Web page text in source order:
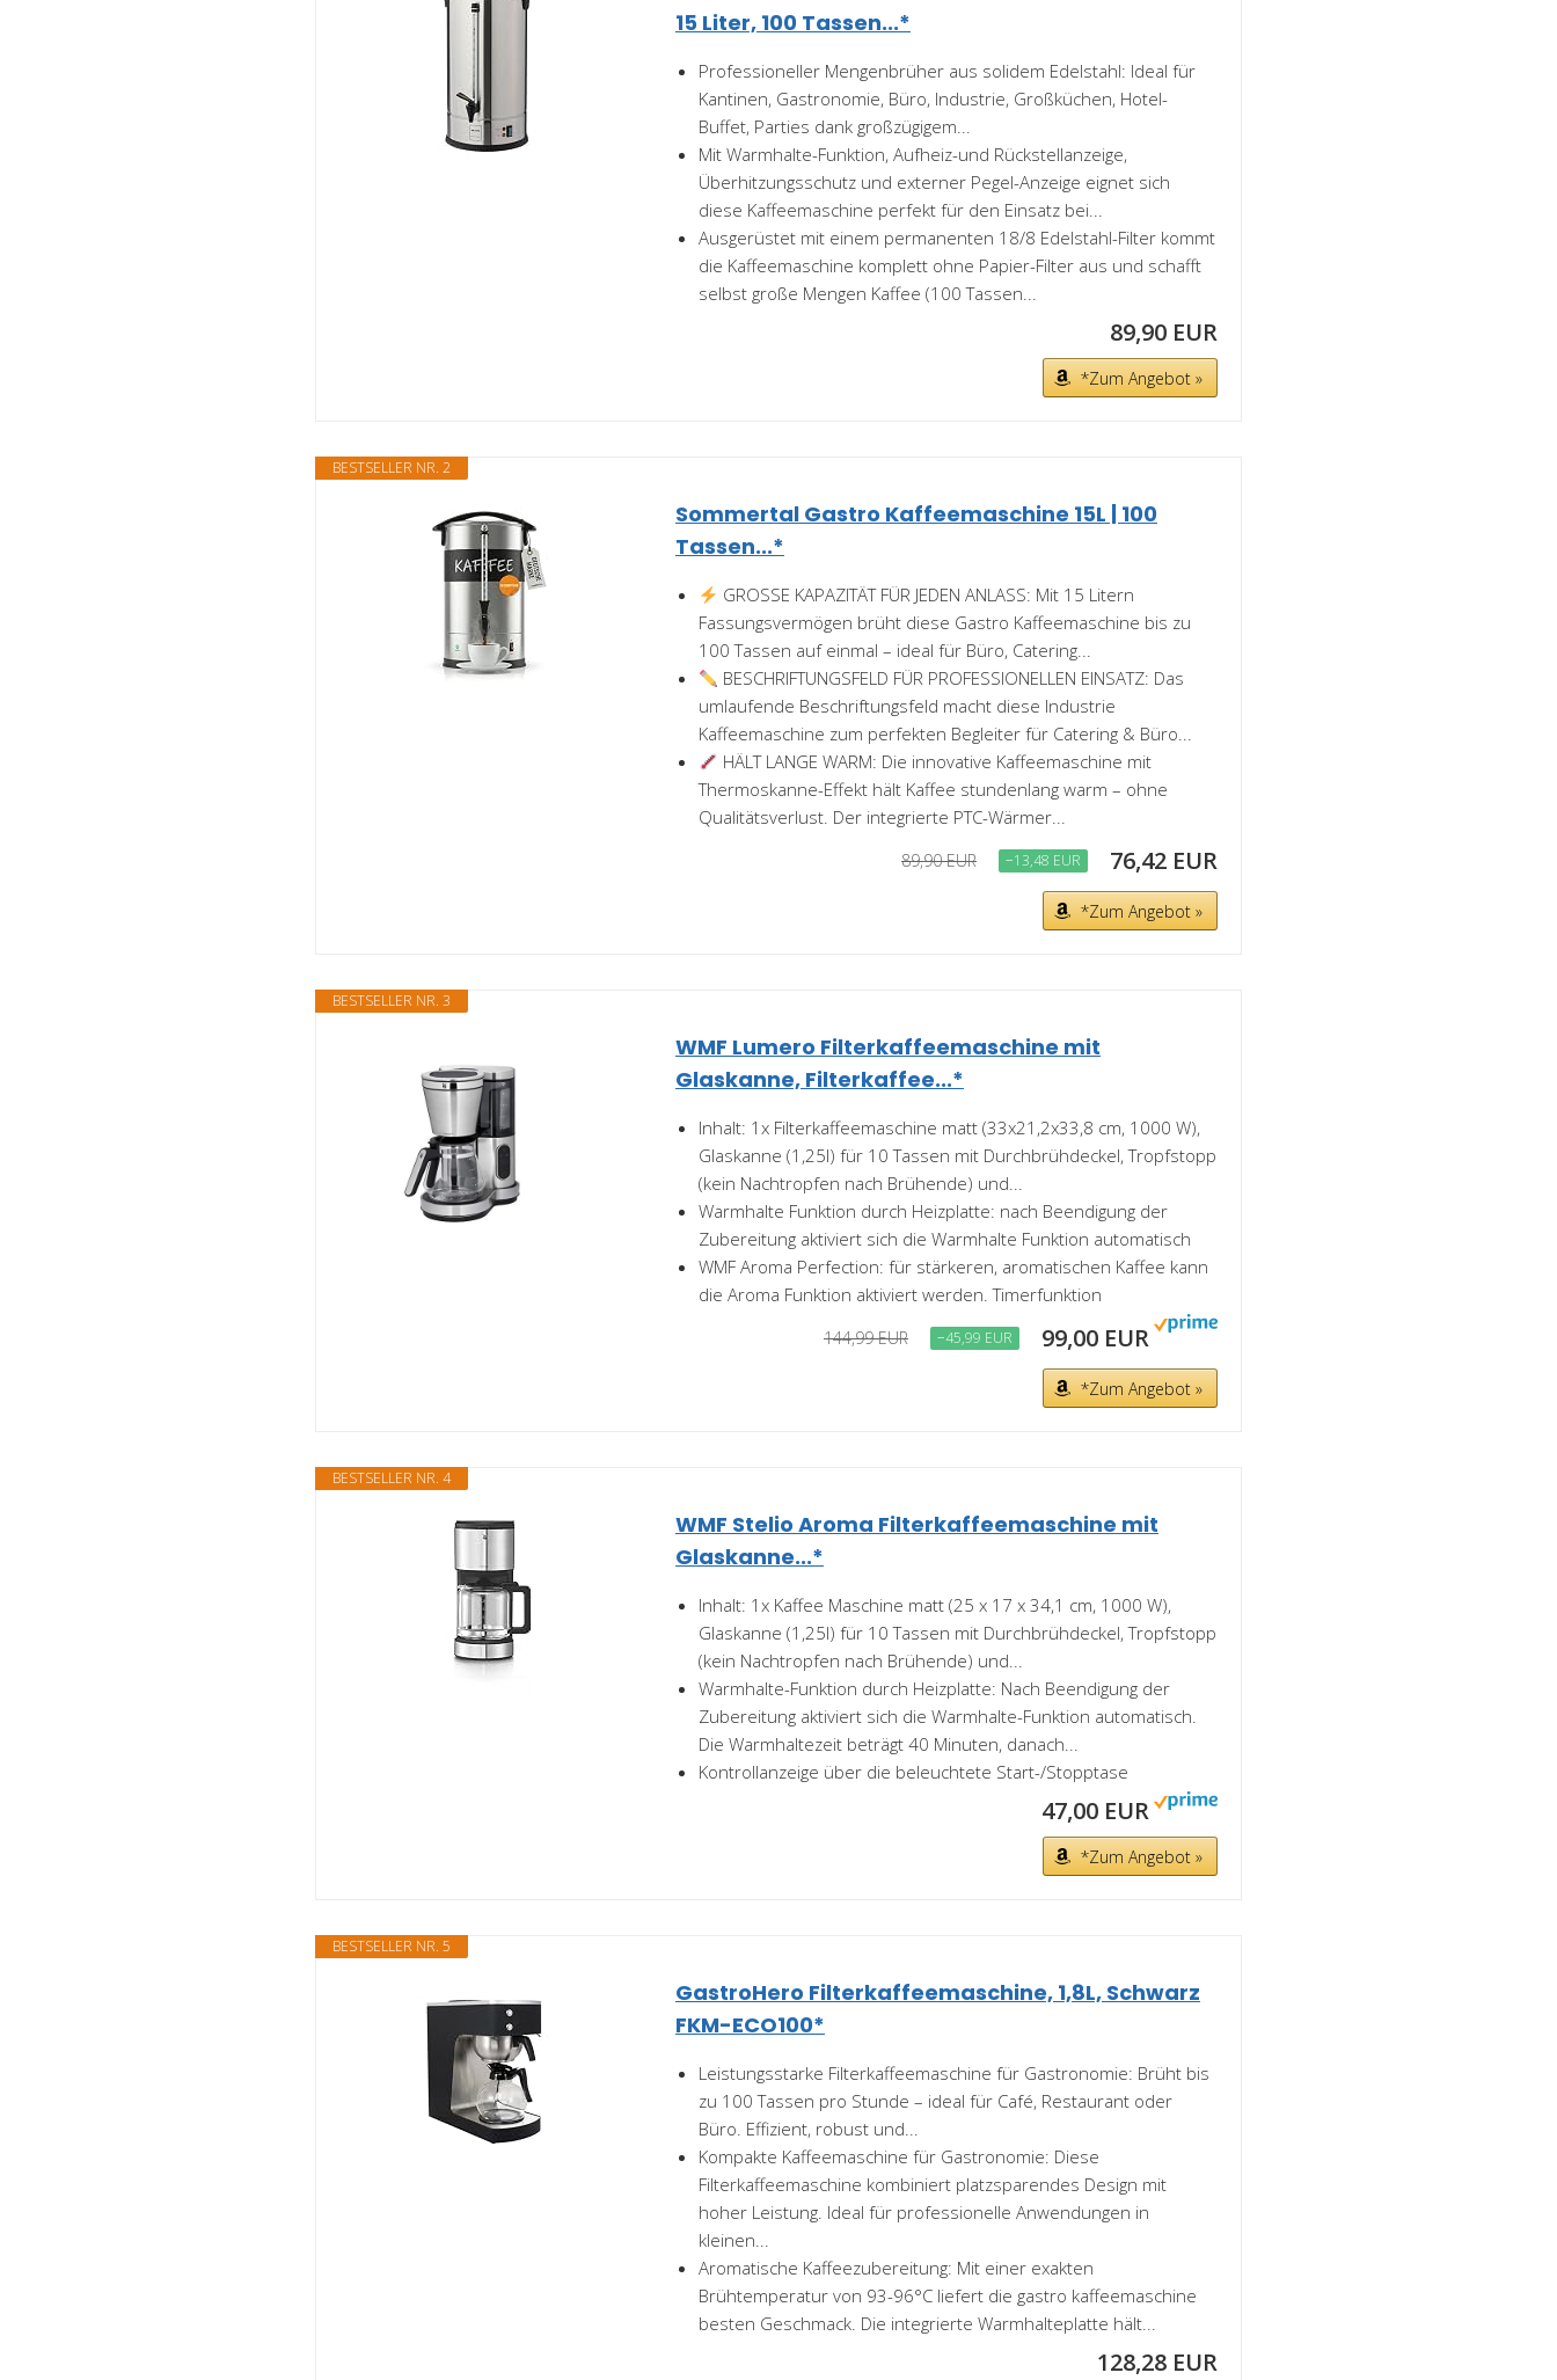
15 Liter, 100 Tassen...*
Professioneller Mengenbrüher aus solidem Edelstahl: Ideal für
Kantinen, Gastronomie, Büro, Industrie, Großküchen, Hotel-
Buffet, Parties dank großzügigem...
Mit Warmhalte-Funktion, Aufheiz-und Rückstellanzeige,
Überhitzungsschutz und externer Pegel-Anzeige eignet sich
diese Kaffeemaschine perfekt für den Einsatz bei...
Ausgerüstet mit einem permanenten 18/8 Edelstahl-Filter kommt
die Kaffeemaschine komplett ohne Papier-Filter aus und schafft
selbst große Mengen Kaffee (100 Tassen...
89,90 EUR
*Zum Angebot »
BESTSELLER NR. 2
Sommertal Gastro Kaffeemaschine 15L | 100
Tassen...*
GROSSE KAPAZITÄT FÜR JEDEN ANLASS: Mit 15 Litern
Fassungsvermögen brüht diese Gastro Kaffeemaschine bis zu
100 Tassen auf einmal – ideal für Büro, Catering...
BESCHRIFTUNGSFELD FÜR PROFESSIONELLEN EINSATZ: Das
umlaufende Beschriftungsfeld macht diese Industrie
Kaffeemaschine zum perfekten Begleiter für Catering & Büro...
HÄLT LANGE WARM: Die innovative Kaffeemaschine mit
Thermoskanne-Effekt hält Kaffee stundenlang warm – ohne
Qualitätsverlust. Der integrierte PTC-Wärmer...
89,90 EUR −13,48 EUR 76,42 EUR
*Zum Angebot »
BESTSELLER NR. 3
WMF Lumero Filterkaffeemaschine mit
Glaskanne, Filterkaffee...*
Inhalt: 1x Filterkaffeemaschine matt (33x21,2x33,8 cm, 1000 W),
Glaskanne (1,25l) für 10 Tassen mit Durchbrühdeckel, Tropfstopp
(kein Nachtropfen nach Brühende) und...
Warmhalte Funktion durch Heizplatte: nach Beendigung der
Zubereitung aktiviert sich die Warmhalte Funktion automatisch
WMF Aroma Perfection: für stärkeren, aromatischen Kaffee kann
die Aroma Funktion aktiviert werden. Timerfunktion
144,99 EUR −45,99 EUR 99,00 EUR
*Zum Angebot »
BESTSELLER NR. 4
WMF Stelio Aroma Filterkaffeemaschine mit
Glaskanne...*
Inhalt: 1x Kaffee Maschine matt (25 x 17 x 34,1 cm, 1000 W),
Glaskanne (1,25l) für 10 Tassen mit Durchbrühdeckel, Tropfstopp
(kein Nachtropfen nach Brühende) und...
Warmhalte-Funktion durch Heizplatte: Nach Beendigung der
Zubereitung aktiviert sich die Warmhalte-Funktion automatisch.
Die Warmhaltezeit beträgt 40 Minuten, danach...
Kontrollanzeige über die beleuchtete Start-/Stopptase
47,00 EUR
*Zum Angebot »
BESTSELLER NR. 5
GastroHero Filterkaffeemaschine, 1,8L, Schwarz
FKM-ECO100*
Leistungsstarke Filterkaffeemaschine für Gastronomie: Brüht bis
zu 100 Tassen pro Stunde – ideal für Café, Restaurant oder
Büro. Effizient, robust und...
Kompakte Kaffeemaschine für Gastronomie: Diese
Filterkaffeemaschine kombiniert platzsparendes Design mit
hoher Leistung. Ideal für professionelle Anwendungen in
kleinen...
Aromatische Kaffeezubereitung: Mit einer exakten
Brühtemperatur von 93-96°C liefert die gastro kaffeemaschine
besten Geschmack. Die integrierte Warmhalteplatte hält...
128,28 EUR